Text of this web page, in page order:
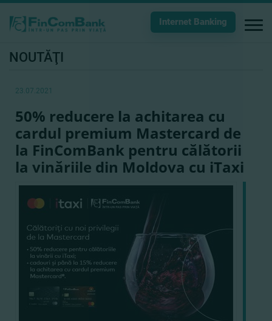
Internet Banking
NOUTĂŢI
23.07.2021
50% reducere la achitarea cu
cardul premium Mastercard de
la FinComBank pentru călătorii
la vinăriile din Moldova cu iTaxi